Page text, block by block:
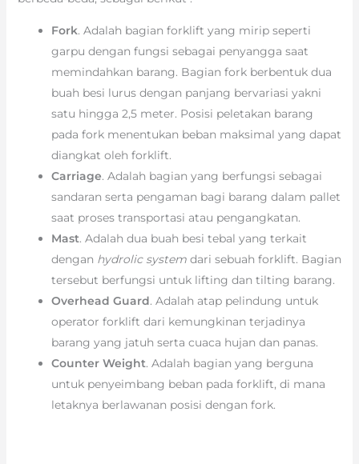
Fork. Adalah bagian forklift yang mirip seperti
garpu dengan fungsi sebagai penyangga saat
memindahkan barang. Bagian fork berbentuk dua
buah besi lurus dengan panjang bervariasi yakni
satu hingga 2,5 meter. Posisi peletakan barang
pada fork menentukan beban maksimal yang dapat
diangkat oleh forklift.
Carriage. Adalah bagian yang berfungsi sebagai
sandaran serta pengaman bagi barang dalam pallet
saat proses transportasi atau pengangkatan.
Mast. Adalah dua buah besi tebal yang terkait
dengan hydrolic systemdari sebuah forklift. Bagian
tersebut berfungsi untuk lifting dan tilting barang.
Overhead Guard. Adalah atap pelindung untuk
operator forklift dari kemungkinan terjadinya
barang yang jatuh serta cuaca hujan dan panas.
Counter Weight. Adalah bagian yang berguna
untuk penyeimbang beban pada forklift, di mana
letaknya berlawanan posisi dengan fork.